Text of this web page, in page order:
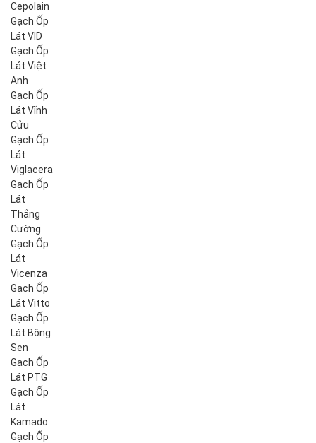
Cepolain
Gạch Ốp
Lát VID
Gạch Ốp
Lát Việt
Anh
Gạch Ốp
Lát Vĩnh
Cửu
Gạch Ốp
Lát
Viglacera
Gạch Ốp
Lát
Thắng
Cường
Gạch Ốp
Lát
Vicenza
Gạch Ốp
Lát Vitto
Gạch Ốp
Lát Bông
Sen
Gạch Ốp
Lát PTG
Gạch Ốp
Lát
Kamado
Gạch Ốp